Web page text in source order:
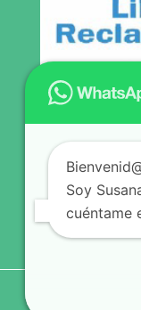
Reclamaciones
Síguenos
Soy
cuéntame